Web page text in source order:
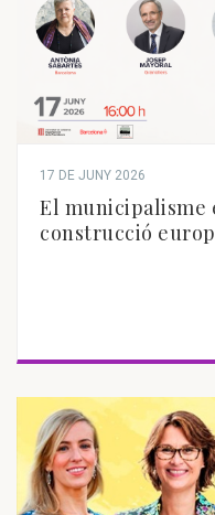
17 DE JUNY 2026
El municipalisme
construcció